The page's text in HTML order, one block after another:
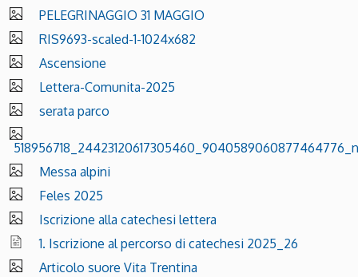
PELEGRINAGGIO 31 MAGGIO
RIS9693-scaled-1-1024x682
Ascensione
Lettera-Comunita-2025
serata parco
518956718_24423120617305460_9040589060877464776_n
Messa alpini
Feles 2025
Iscrizione alla catechesi lettera
1. Iscrizione al percorso di catechesi 2025_26
Articolo suore Vita Trentina